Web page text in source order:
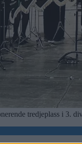
tredjeplass i 3.